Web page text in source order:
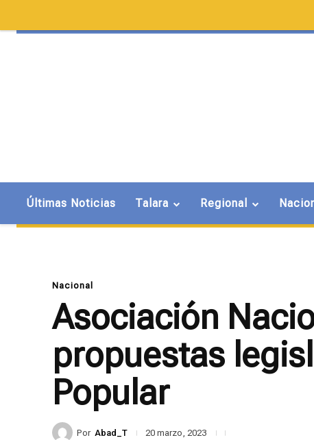
Últimas Noticias Talara Regional
Nacional
Asociación
propuestas
Popular
Por Abad_T 20 marzo, 2023